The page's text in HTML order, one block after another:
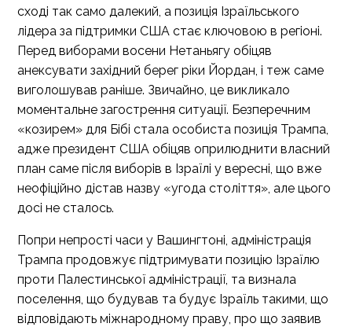
сході так само далекий, а позиція Ізраїльського
лідера за підтримки США стає ключовою в регіоні.
Перед виборами восени Нетаньягу обіцяв
анексувати західний берег ріки Йордан, і теж саме
виголошував раніше. Звичайно, це викликало
моментальне загострення ситуації. Безперечним
«козирем» для Бібі стала особиста позиція Трампа,
адже президент США обіцяв оприлюднити власний
план саме після виборів в Ізраїлі у вересні, що вже
неофіційно дістав назву «угода століття», але цього
досі не сталось.
Попри непрості часи у Вашингтоні, адміністрація
Трампа продовжує підтримувати позицію Ізраїлю
проти Палестинської адміністрації, та визнала
поселення, що будував та будує Ізраїль такими, що
відповідають міжнародному праву, про що заявив